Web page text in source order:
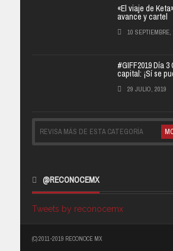
«El viaje de
avance y cartel
10 SEPTIEMBRE,
#GIFF2019 Día
capital: ¡Sí se
29 JULIO, 2019
REVISA MÁS DE ESTA CATEGORÍA
@RECONOCEMX
Tweets by reconocemx
(C) 2011-2019 RECONOCE MX